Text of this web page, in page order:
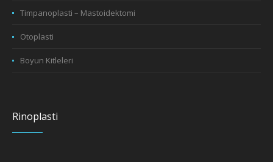
Timpanoplasti – Mastoidektomi
Otoplasti
Boyun Kitleleri
Rinoplasti